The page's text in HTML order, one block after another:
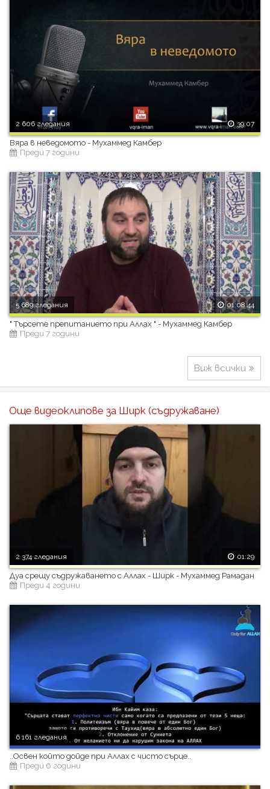
2 606 гледания 39:07
Вяра в неведомото - Мухаммед Камбер
Преди 7 години
5 689 гледания 01:08:44
" Търсете препитанието при Аллах " - Мухаммед Камбер
Преди 7 години
Виж всички
Още видеоклипове за Ширк (съдружаване)
2 374 гледания 01:29
Дуа срещу съдружаването с Аллах - Ширк - Мухаммед Рамадан
Преди 4 години
6 161 гледания
..Освен който дойде при Аллах с чисто сърце..
Преди 6 години